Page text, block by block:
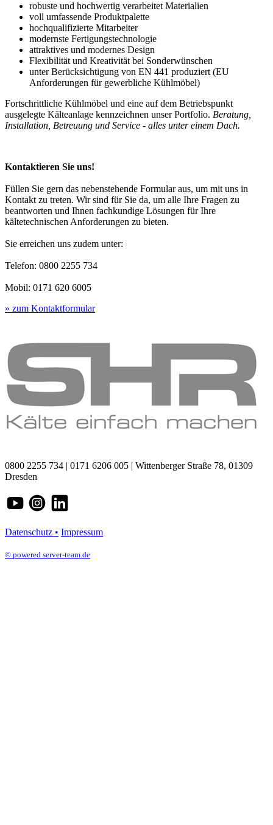
robuste und hochwertig verarbeitet Materialien
voll umfassende Produktpalette
hochqualifizierte Mitarbeiter
modernste Fertigungstechnologie
attraktives und modernes Design
Flexibilität und Kreativität bei Sonderwünschen
unter Berücksichtigung von EN 441 produziert (EU
Anforderungen für gewerbliche Kühlmöbel)
Fortschrittliche Kühlmöbel und eine auf dem Betriebspunkt
ausgelegte Kälteanlage kennzeichnen unser Portfolio. Beratung,
Installation, Betreuung und Service - alles unter einem Dach.
Kontaktieren Sie uns!
Füllen Sie gern das nebenstehende Formular aus, um mit uns in
Kontakt zu treten. Wir sind für Sie da, um alle Ihre Fragen zu
beantworten und Ihnen fachkundige Lösungen für Ihre
kältetechnischen Anforderungen zu bieten.
Sie erreichen uns zudem unter:
Telefon: 0800 2255 734
Mobil: 0171 620 6005
» zum Kontaktformular
0800 2255 734 | 0171 6206 005 | Wittenberger Straße 78, 01309
Dresden
Datenschutz • Impressum
© powered server-team.de